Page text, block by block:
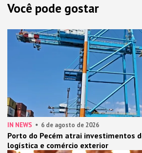
Você pode gostar
IN NEWS 6 de agosto de 2026
Porto do Pecém atrai investimentos
logística e comércio exterior